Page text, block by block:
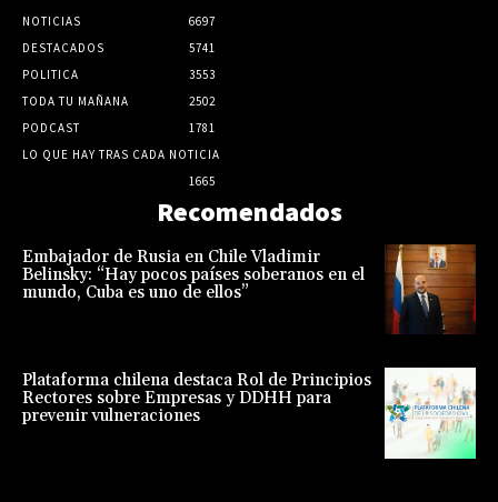
NOTICIAS
6697
DESTACADOS
5741
POLITICA
3553
TODA TU MAÑANA
2502
PODCAST
1781
LO QUE HAY TRAS CADA NOTICIA
1665
Recomendados
Embajador de Rusia en Chile Vladimir
Belinsky: “Hay pocos países soberanos en el
mundo, Cuba es uno de ellos”
Plataforma chilena destaca Rol de Principios
Rectores sobre Empresas y DDHH para
prevenir vulneraciones